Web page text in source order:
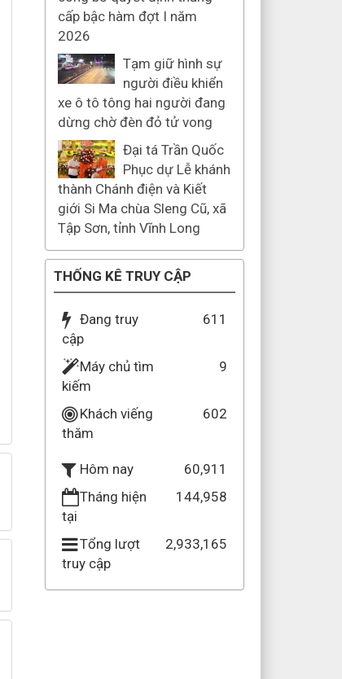
cấp bậc hàm đợt I năm
2026
Tạm giữ hình sự
người điều khiển
xe ô tô tông hai người đang
dừng chờ đèn đỏ tử vong
Đại tá Trần Quốc
Phục dự Lễ khánh
thành Chánh điện và Kiết
giới Si Ma chùa Sleng Cũ, xã
Tập Sơn, tỉnh Vĩnh Long
THỐNG KÊ TRUY CẬP
Đang truy
cập
611
Máy chủ tìm
kiếm
9
Khách viếng
thăm
602
Hôm nay
60,911
Tháng hiện
tại
144,958
Tổng lượt
truy cập
2,933,165